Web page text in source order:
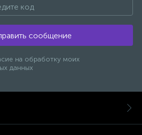
сообщение
на обработку моих
данных